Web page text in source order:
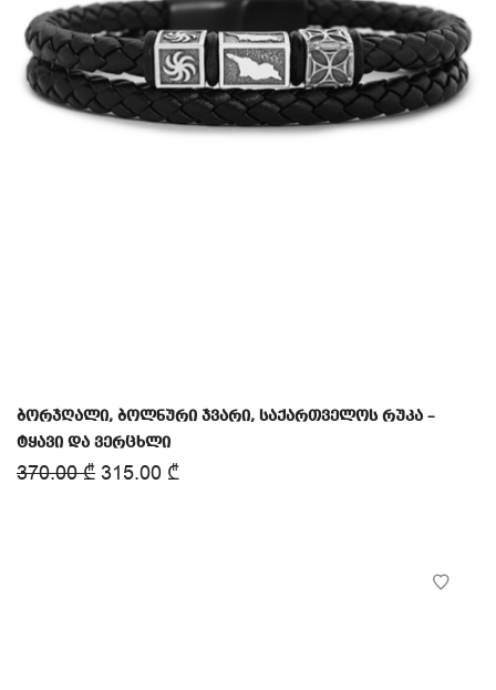
ბორჯღალი, ბოლნური ჯვარი, საქართველოს რუკა –
ტყავი და ვერცხლი
370.00₾ 315.00 ₾